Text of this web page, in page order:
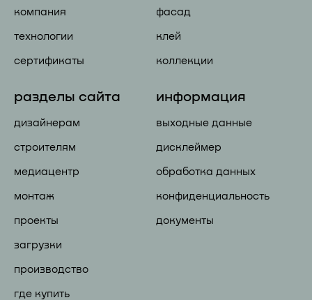
компания
технологии
сертификаты
фасад
клей
коллекции
разделы сайта
дизайнерам
строителям
медиацентр
монтаж
проекты
загрузки
производство
где купить
информация
выходные данные
дисклеймер
обработка данных
конфиденциальность
документы